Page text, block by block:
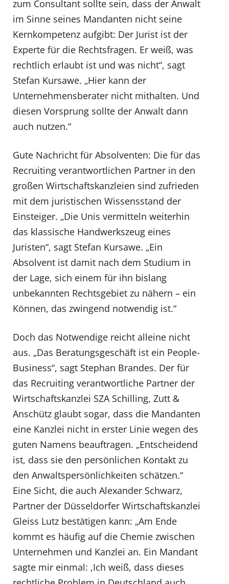
zum Consultant sollte sein, dass der Anwalt
im Sinne seines Mandanten nicht seine
Kernkompetenz aufgibt: Der Jurist ist der
Experte für die Rechtsfragen. Er weiß, was
rechtlich erlaubt ist und was nicht“, sagt
Stefan Kursawe. „Hier kann der
Unternehmensberater nicht mithalten. Und
diesen Vorsprung sollte der Anwalt dann
auch nutzen.“
Gute Nachricht für Absolventen: Die für das
Recruiting verantwortlichen Partner in den
großen Wirtschaftskanzleien sind zufrieden
mit dem juristischen Wissensstand der
Einsteiger. „Die Unis vermitteln weiterhin
das klassische Handwerkszeug eines
Juristen“, sagt Stefan Kursawe. „Ein
Absolvent ist damit nach dem Studium in
der Lage, sich einem für ihn bislang
unbekannten Rechtsgebiet zu nähern – ein
Können, das zwingend notwendig ist.“
Doch das Notwendige reicht alleine nicht
aus. „Das Beratungsgeschäft ist ein People-
Business“, sagt Stephan Brandes. Der für
das Recruiting verantwortliche Partner der
Wirtschaftskanzlei SZA Schilling, Zutt &
Anschütz glaubt sogar, dass die Mandanten
eine Kanzlei nicht in erster Linie wegen des
guten Namens beauftragen. „Entscheidend
ist, dass sie den persönlichen Kontakt zu
den Anwaltspersönlichkeiten schätzen.“
Eine Sicht, die auch Alexander Schwarz,
Partner der Düsseldorfer Wirtschaftskanzlei
Gleiss Lutz bestätigen kann: „Am Ende
kommt es häufig auf die Chemie zwischen
Unternehmen und Kanzlei an. Ein Mandant
sagte mir einmal: ,Ich weiß, dass dieses